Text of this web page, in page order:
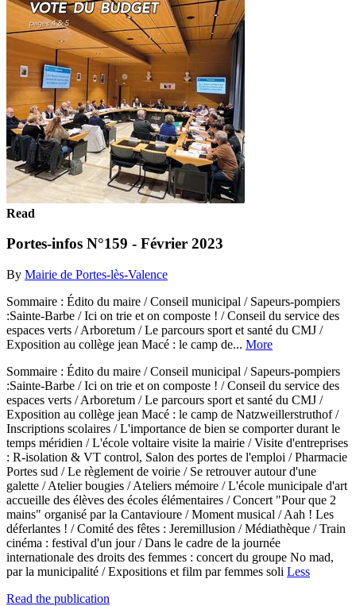
Read
Portes-infos N°159 - Février 2023
By Mairie de Portes-lès-Valence
Sommaire : Édito du maire / Conseil municipal / Sapeurs-pompiers
:Sainte-Barbe / Ici on trie et on composte ! / Conseil du service des
espaces verts / Arboretum / Le parcours sport et santé du CMJ /
Exposition au collège jean Macé : le camp de... More
Sommaire : Édito du maire / Conseil municipal / Sapeurs-pompiers
:Sainte-Barbe / Ici on trie et on composte ! / Conseil du service des
espaces verts / Arboretum / Le parcours sport et santé du CMJ /
Exposition au collège jean Macé : le camp de Natzweillerstruthof /
Inscriptions scolaires / L'importance de bien se comporter durant le
temps méridien / L'école voltaire visite la mairie / Visite d'entreprises
: R-isolation & VT control, Salon des portes de l'emploi / Pharmacie
Portes sud / Le règlement de voirie / Se retrouver autour d'une
galette / Atelier bougies / Ateliers mémoire / L'école municipale d'art
accueille des élèves des écoles élémentaires / Concert "Pour que 2
mains" organisé par la Cantavioure / Moment musical / Aah ! Les
déferlantes ! / Comité des fêtes : Jeremillusion / Médiathèque / Train
cinéma : festival d'un jour / Dans le cadre de la journée
internationale des droits des femmes : concert du groupe No mad,
par la municipalité / Expositions et film par femmes soli Less
Read the publication